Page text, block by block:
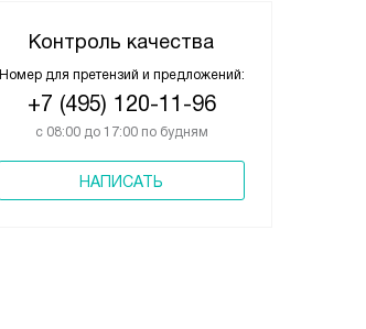
Контроль качества
Номер для претензий и предложений:
+7 (495) 120-11-96
с 08:00 до 17:00 по будням
НАПИСАТЬ